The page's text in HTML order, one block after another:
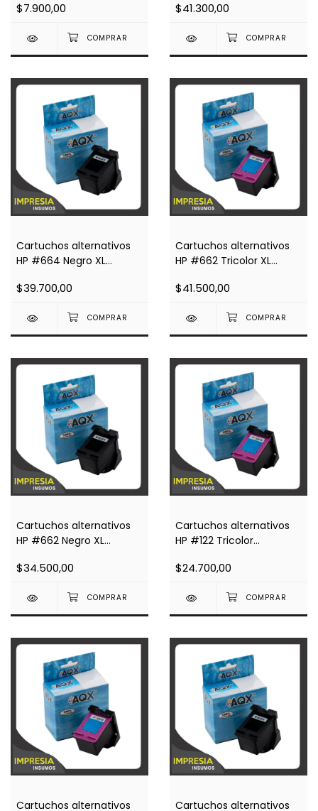
7610, 7612
$7.900,00
2135 3635 4535 4675 O
$41.300,00
Cartuchos alternativos
HP #664 Negro XL
2135 3635 4535 4675
$39.700,00
Cartuchos alternativos
HP #662 Tricolor XL
2515 3515
$41.500,00
Cartuchos alternativos
HP #662 Negro XL
2515 3515
$34.500,00
Cartuchos alternativos
HP #122 Tricolor
1000, 1050, 2000, 2050,
$24.700,00
Cartuchos alternativos
Cartuchos alternativos